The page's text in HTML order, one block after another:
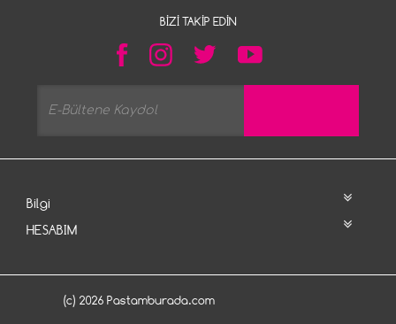
BIZI TAKIP EDIN
Bilgi
HESABIM
(c) 2026 Pastamburada.com